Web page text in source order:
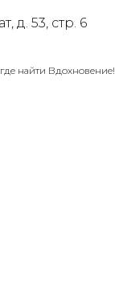
д. 53, стр. 6
найти Вдохновение!